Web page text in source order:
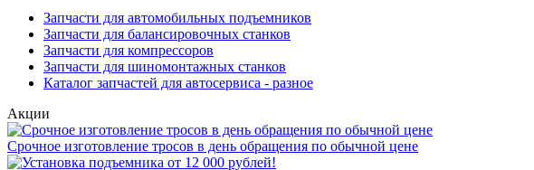
Запчасти для автомобильных подъемников
Запчасти для балансировочных станков
Запчасти для компрессоров
Запчасти для шиномонтажных станков
Каталог запчастей для автосервиса - разное
Акции
Срочное изготовление тросов в день обращения по обычной цене